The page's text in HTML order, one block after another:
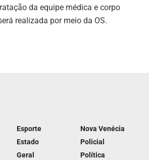
da equipe médica e corpo
realizada por meio da OS.
Esporte
Estado
Geral
Nova Venécia
Policial
Política